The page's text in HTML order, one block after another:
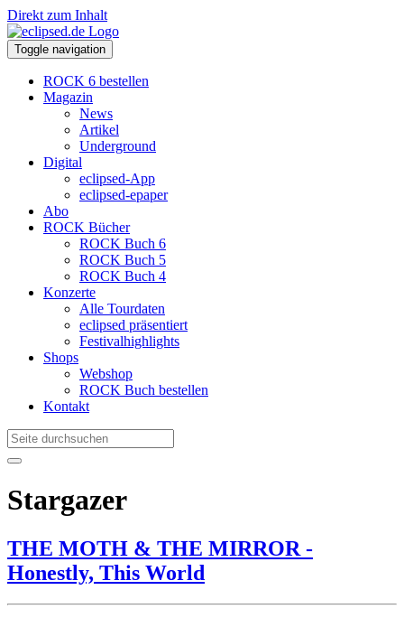
Direkt zum Inhalt
Toggle navigation
ROCK 6 bestellen
Magazin
News
Artikel
Underground
Digital
eclipsed-App
eclipsed-epaper
Abo
ROCK Bücher
ROCK Buch 6
ROCK Buch 5
ROCK Buch 4
Konzerte
Alle Tourdaten
eclipsed präsentiert
Festivalhighlights
Shops
Webshop
ROCK Buch bestellen
Kontakt
Stargazer
THE MOTH & THE MIRROR -
Honestly, This World